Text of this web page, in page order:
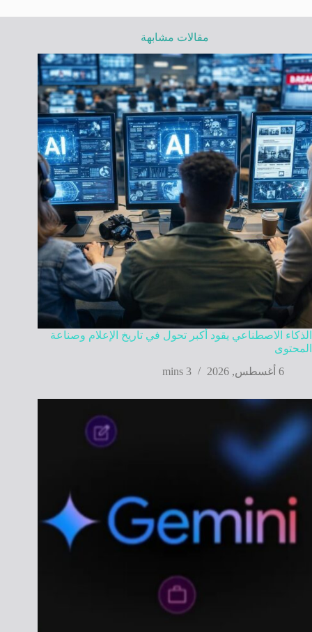
مقالات مشابهة
الذكاء الاصطناعي يقود أكبر تحول في تاريخ الإعلام وصناعة
المحتوى
6 أغسطس, 2026
3 mins